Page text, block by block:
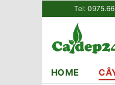
Tel:
HOME